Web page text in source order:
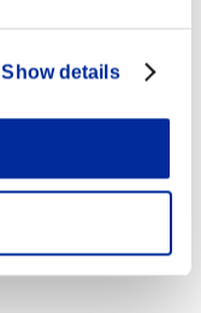
Show details